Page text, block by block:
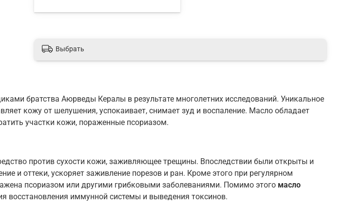
Выбрать
братства Аюрведы Кералы в результате многолетних исследований. Уникальное
кожу от шелушения, успокаивает, снимает зуд и воспаление. Масло обладает
участки кожи, пораженные псориазом.
против сухости кожи, заживляющее трещины. Впоследствии были открыты и
и оттеки, ускоряет заживление порезов и ран. Кроме этого при регулярном
псориазом или другими грибковыми заболеваниями. Помимо этого масло
восстановления иммунной системы и выведения токсинов.